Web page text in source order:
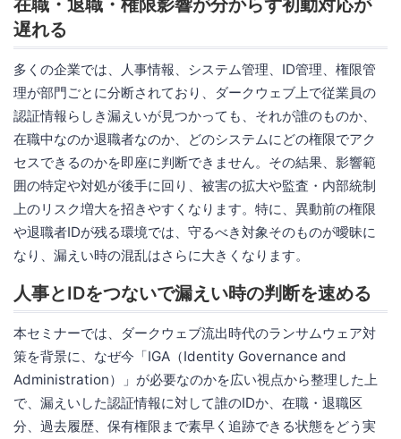
遅れる
多くの企業では、人事情報、システム管理、ID管理、権限管
理が部門ごとに分断されており、ダークウェブ上で従業員の
認証情報らしき漏えいが見つかっても、それが誰のものか、
在職中なのか退職者なのか、どのシステムにどの権限でアク
セスできるのかを即座に判断できません。その結果、影響範
囲の特定や対処が後手に回り、被害の拡大や監査・内部統制
上のリスク増大を招きやすくなります。特に、異動前の権限
や退職者IDが残る環境では、守るべき対象そのものが曖昧に
なり、漏えい時の混乱はさらに大きくなります。
人事とIDをつないで漏えい時の判断を速める
本セミナーでは、ダークウェブ流出時代のランサムウェア対
策を背景に、なぜ今「IGA（Identity Governance and
Administration）」が必要なのかを広い視点から整理した上
で、漏えいした認証情報に対して誰のIDか、在職・退職区
分、過去履歴、保有権限まで素早く追跡できる状態をどう実